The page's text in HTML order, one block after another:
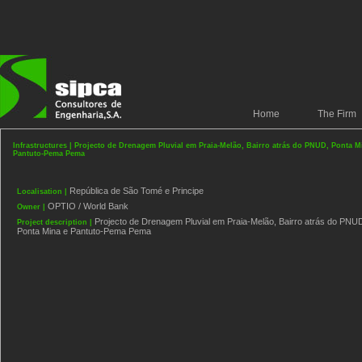
Home The Firm
Infrastructures | Projecto de Drenagem Pluvial em Praia-Melão, Bairro atrás do PNUD, Ponta
Pantuto-Pema Pema
Localisation | República de São Tomé e Principe
Owner | OPTIO / World Bank
Project description | Projecto de Drenagem Pluvial em Praia-Melão, Bairro atrás do
Ponta Mina e Pantuto-Pema Pema